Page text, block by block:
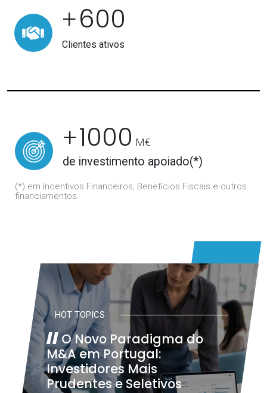
+600
Clientes ativos
+1000 M€
de investimento apoiado(*)
(*) em Incentivos Financeiros, Benefícios Fiscais e outros
financiamentos.
HOT TOPICS
O Novo Paradigma do
M&A em Portugal:
Investidores Mais
Prudentes e Seletivos